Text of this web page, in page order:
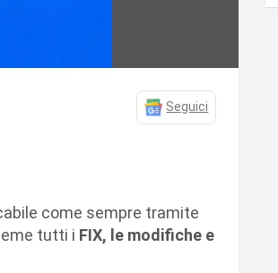
Seguici
come sempre tramite
tutti i FIX, le modifiche e